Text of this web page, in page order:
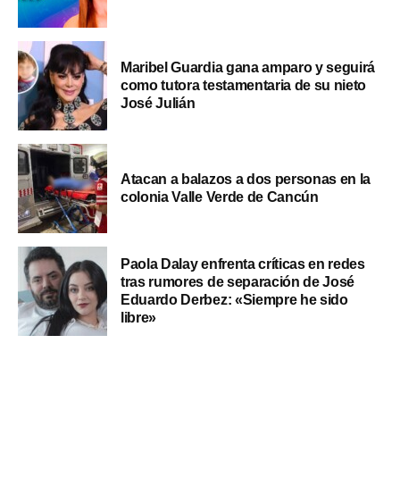
Maribel Guardia gana amparo y seguirá
como tutora testamentaria de su nieto
José Julián
Atacan a balazos a dos personas en la
colonia Valle Verde de Cancún
Paola Dalay enfrenta críticas en redes
tras rumores de separación de José
Eduardo Derbez: «Siempre he sido
libre»